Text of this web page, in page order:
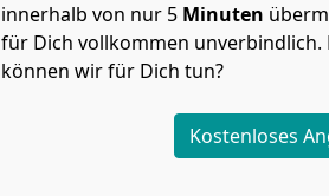
innerhalb von nur 5 Minuten
für Dich vollkommen unverbindlich.
können wir für Dich tun?
Kostenloses